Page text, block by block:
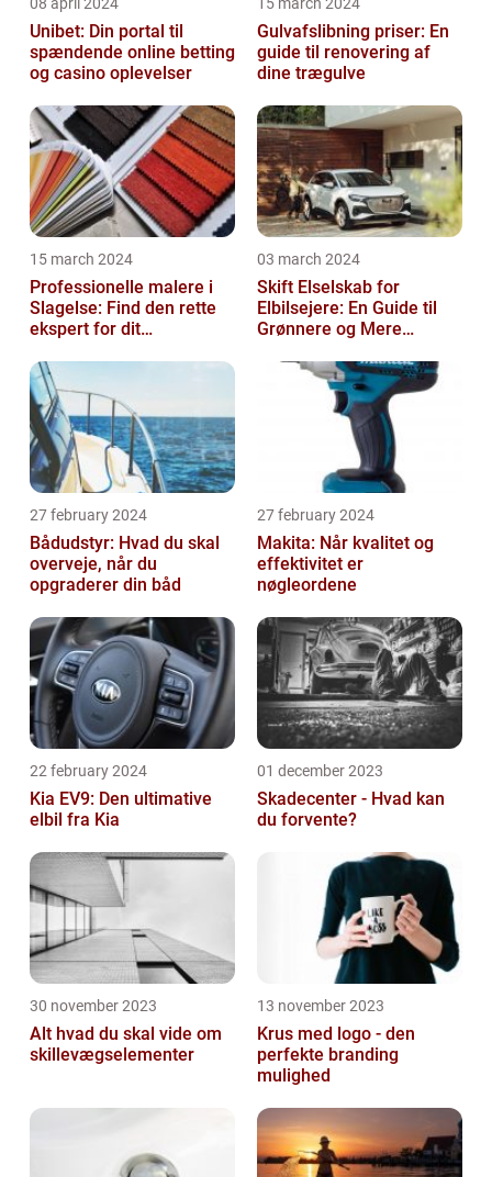
Unibet: Din portal til
spændende online betting
og casino oplevelser
Gulvafslibning priser: En
guide til renovering af
dine trægulve
15 march 2024
Professionelle malere i
Slagelse: Find den rette
ekspert for dit
03 march 2024
Skift Elselskab for
Elbilsejere: En Guide til
Grønnere og Mere
27 february 2024
Bådudstyr: Hvad du skal
overveje, når du
opgraderer din båd
27 february 2024
Makita: Når kvalitet og
effektivitet er
nøgleordene
22 february 2024
Kia EV9: Den ultimative
elbil fra Kia
01 december 2023
Skadecenter - Hvad kan
du forvente?
30 november 2023
Alt hvad du skal vide om
skillevægselementer
13 november 2023
Krus med logo - den
perfekte branding
mulighed